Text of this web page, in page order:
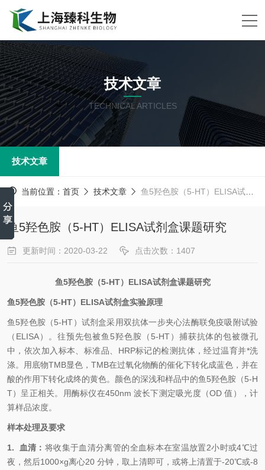
技术文章
TECHNICAL ARTICLES
技术文章
当前位置： 首页 技术文章 鱼5羟色胺（5-HT）ELISA试剂盒课题研究
鱼5羟色胺（5-HT）ELISA试剂盒课题研究
更新时间：2020-03-22 点击次数：1407
鱼5羟色胺（5-HT） ELISA试剂盒课题研究
鱼5羟色胺（5-HT） ELISA试剂盒实验原理
鱼5羟色胺（5-HT） 试剂盒采用双抗体一步夹心法酶联免疫吸附试验
（ELISA）。 往预先包被鱼5羟色胺（5-HT） 捕获抗体的包被微孔
中，依次加入标本、标准品、HRP标记的检测抗体，经过温育并*洗
涤。用底物TMB显色，TMB在过氧化物酶的催化下转化成蓝色，并在
酸的作用下转化成终的黄色。颜色的深浅和样品中的鱼5羟色胺（5-H
T） 呈正相关。用酶标仪在450nm 波长下测定吸光度（OD 值），计
算样品浓度。
样本处理及要求
1. 血清 ： 将收集于血清分离管的全血标本在室温放置2小时或4℃过
夜，然后1000×g离心20 分钟，取上清即可，或将上清置于-20℃或-8